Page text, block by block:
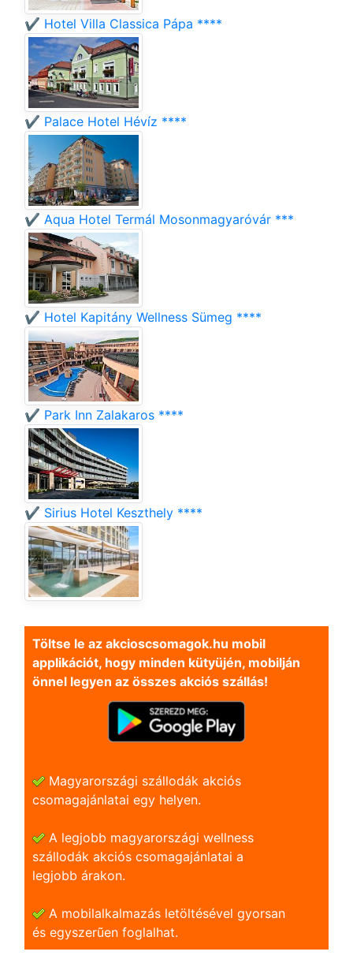
✔️ Hotel Villa Classica Pápa ****
✔️ Palace Hotel Hévíz ****
✔️ Aqua Hotel Termál Mosonmagyaróvár ***
✔️ Hotel Kapitány Wellness Sümeg ****
✔️ Park Inn Zalakaros ****
✔️ Sirius Hotel Keszthely ****
Töltse le az akcioscsomagok.hu mobil
applikációt, hogy minden kütyüjén, mobilján
önnel legyen az összes akciós szállás!
Magyarországi szállodák akciós
csomagajánlatai egy helyen.
A legjobb magyarországi wellness
szállodák akciós csomagajánlatai a
legjobb árakon.
A mobilalkalmazás letöltésével gyorsan
és egyszerũen foglalhat.